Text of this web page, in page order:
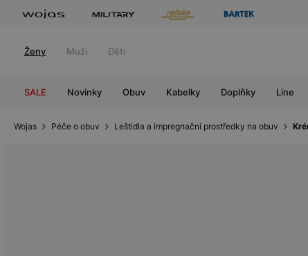
Ženy Muži Děti
SALE Novinky Obuv Kabelky Doplňky Line
Wojas Péče o obuv Leštidla a impregnační prostředky na obuv